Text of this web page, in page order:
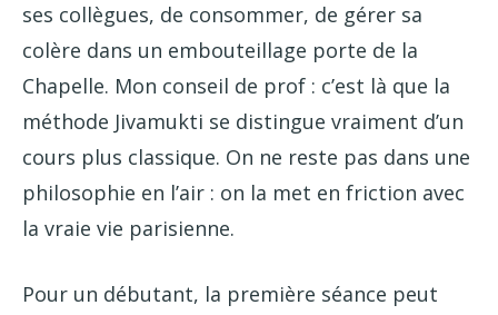
ses collègues, de consommer, de gérer sa
colère dans un embouteillage porte de la
Chapelle. Mon conseil de prof : c’est là que la
méthode Jivamukti se distingue vraiment d’un
cours plus classique. On ne reste pas dans une
philosophie en l’air : on la met en friction avec
la vraie vie parisienne.
Pour un débutant, la première séance peut